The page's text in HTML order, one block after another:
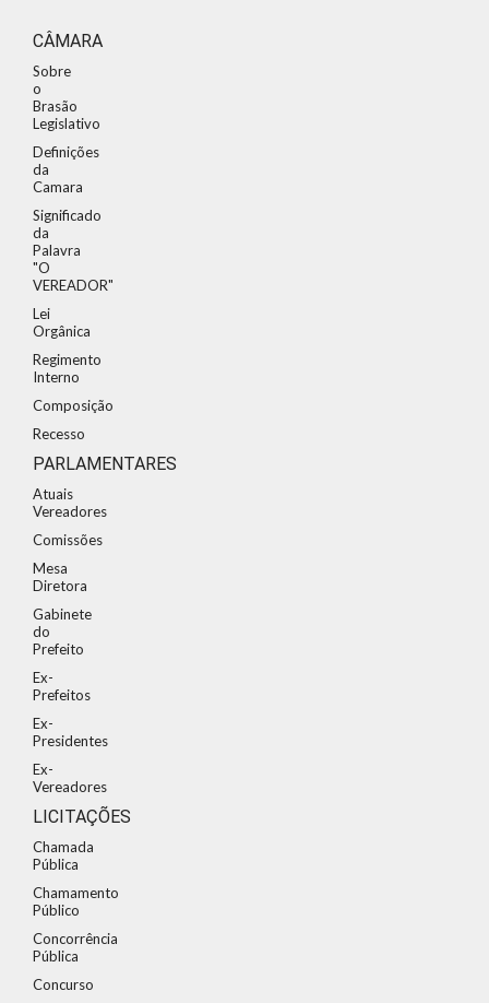
CÂMARA
Sobre
o
Brasão
Legislativo
Definições
da
Camara
Significado
da
Palavra
"O
VEREADOR"
Lei
Orgânica
Regimento
Interno
Composição
Recesso
PARLAMENTARES
Atuais
Vereadores
Comissões
Mesa
Diretora
Gabinete
do
Prefeito
Ex-
Prefeitos
Ex-
Presidentes
Ex-
Vereadores
LICITAÇÕES
Chamada
Pública
Chamamento
Público
Concorrência
Pública
Concurso